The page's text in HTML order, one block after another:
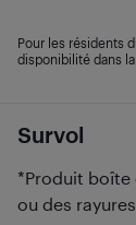
Survol
*Produit boîte
ou des
Pour les résidents
disponibilité dans